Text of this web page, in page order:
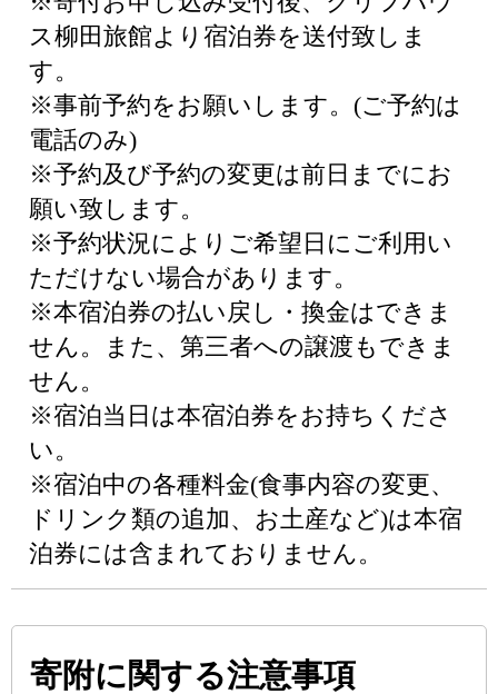
ス柳田旅館より宿泊券を送付致しま
す。
※事前予約をお願いします。(ご予約は
電話のみ)
※予約及び予約の変更は前日までにお
願い致します。
※予約状況によりご希望日にご利用い
ただけない場合があります。
※本宿泊券の払い戻し・換金はできま
せん。また、第三者への譲渡もできま
せん。
※宿泊当日は本宿泊券をお持ちくださ
い。
※宿泊中の各種料金(食事内容の変更、
ドリンク類の追加、お土産など)は本宿
泊券には含まれておりません。
寄附に関する注意事項